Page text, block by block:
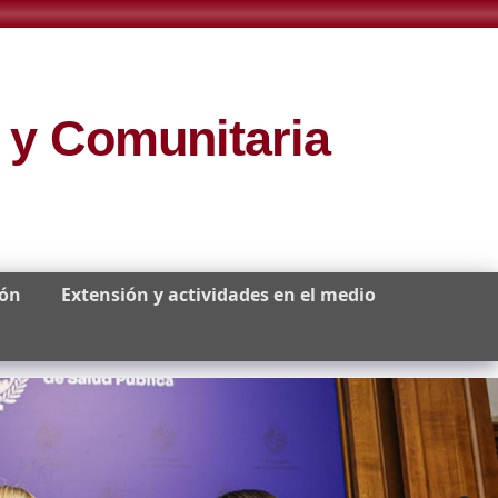
Comunitaria
Extensión y actividades en el medio